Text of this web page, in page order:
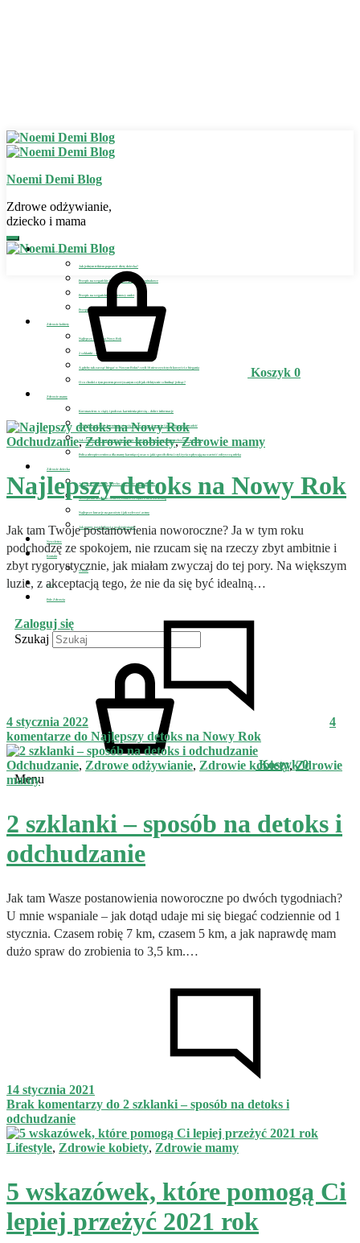
Noemi Demi Blog
Zdrowe odżywianie,
dziecko i mama
Zdrowe odżywianie
Jak jednym trikiem poprawić dietę dziecka?
Przepis na wegańskie bezglutenowe placuszki szpinakowe
Przepis na wegański bezglutenowy omlet
Przepis na wegańskie lody dla dziecka
Zdrowie kobiety
Najlepszy detoks na Nowy Rok
2 szklanki – sposób na detoks i odchudzanie
A gdyby tak zacząć biegać w Nowym Roku? czyli 10 nieoczywistych korzyści z biegania
O co chodzi z tym postem przerywanym czyli jak efektywnie schudnąć jedząc?
Zdrowie mamy
Koronawirus w ciąży i podczas karmienia piersią – dobre informacje
D-MER, czyli kiedy karmienie piersią przyprawia o depresję i jak sobie z nią poradzić
Jak schudnąć po porodzie i jednocześnie uzupełnić zwiększone zapotrzebowanie na białko
Polisa ubezpieczeniowa dla mamy karmiącej oraz w jaki sposób dieta i styl życia wpływają na wartość odżywczą mleka
Zdrowie dziecka
Jak zdrowo odżywiać dziecko – fizycznie i emocjonalnie
Szczepienia dzieci na covid-19, zobacz co sądzi o nich wirusolog
Najlepsze kuracje na pasożyty i jak wyleczyć astmę
Jak pomóc nastolatkowi z uzależnieniami?
Newsletter
Kontakt
O mnie
Sklep
Pole Zdrowia
Zaloguj się
Szukaj
Koszyk 0
Menu
Koszyk 0
Odchudzanie,Zdrowie kobiety,Zdrowie mamy
Najlepszy detoks na Nowy Rok
Jak tam Twoje postanowienia noworoczne? Ja w tym roku
podchodzę ze spokojem, nie rzucam się na rzeczy zbyt ambitnie i
zbyt rygorystycznie, jak miałam zwyczaj do tej pory. Na większym
luzie, z akceptacją tego, że nie da się być idealną…
4 stycznia 2022
4
komentarze do Najlepszy detoks na Nowy Rok
Odchudzanie, Zdrowe odżywianie, Zdrowie kobiety,Zdrowie
mamy
2 szklanki – sposób na detoks i
odchudzanie
Jak tam Wasze postanowienia noworoczne po dwóch tygodniach?
U mnie wspaniale – jak dotąd udaje mi się biegać codziennie od 1
stycznia. Czasem robię 7 km, czasem 5 km, a jak naprawdę mam
dużo spraw do zrobienia to 3,5 km.…
14 stycznia 2021
Brak komentarzy do 2 szklanki – sposób na detoks i
odchudzanie
Lifestyle, Zdrowie kobiety, Zdrowie mamy
5 wskazówek, które pomogą Ci
lepiej przeżyć 2021 rok